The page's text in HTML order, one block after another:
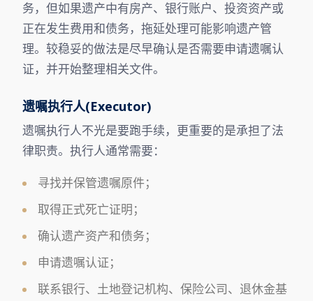
务，但如果遗产中有房产、银行账户、投资资产或
正在发生费用和债务，拖延处理可能影响遗产管
理。较稳妥的做法是尽早确认是否需要申请遗嘱认
证，并开始整理相关文件。
遗嘱执行人(Executor)
遗嘱执行人不光是要跑手续，更重要的是承担了法
律职责。执行人通常需要：
寻找并保管遗嘱原件；
取得正式死亡证明；
确认遗产资产和债务；
申请遗嘱认证；
联系银行、土地登记机构、保险公司、退休金基